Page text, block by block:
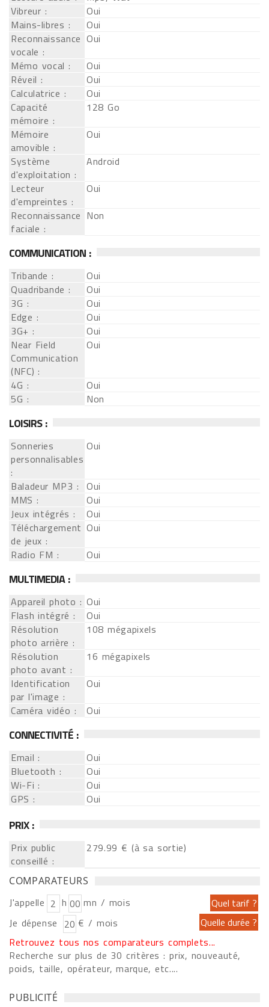
Vibreur :
Oui
Mains-libres :
Oui
Reconnaissance
vocale :
Oui
Mémo vocal :
Oui
Réveil :
Oui
Calculatrice :
Oui
Capacité
mémoire :
128 Go
Mémoire
amovible :
Oui
Système
d'exploitation :
Android
Lecteur
d'empreintes :
Oui
Reconnaissance
faciale :
Non
COMMUNICATION :
Tribande :
Oui
Quadribande :
Oui
3G :
Oui
Edge :
Oui
3G+ :
Oui
Near Field
Communication
(NFC) :
Oui
4G :
Oui
5G :
Non
LOISIRS :
Sonneries
personnalisables
:
Oui
Baladeur MP3 : Oui
MMS :
Oui
Jeux intégrés :
Oui
Téléchargement
de jeux :
Oui
Radio FM :
Oui
MULTIMEDIA :
Appareil photo : Oui
Flash intégré :
Oui
Résolution
photo arrière :
108 mégapixels
Résolution
photo avant :
16 mégapixels
Identification
par l'image :
Oui
Caméra vidéo :
Oui
CONNECTIVITÉ :
Email :
Oui
Bluetooth :
Oui
Wi-Fi :
Oui
GPS :
Oui
PRIX :
Prix public
conseillé :
279.99 € (à sa sortie)
COMPARATEURS
J'appelle h
mn / mois
Je dépense
€ / mois
Retrouvez tous nos comparateurs complets...
Recherche sur plus de 30 critères : prix, nouveauté,
poids, taille, opérateur, marque, etc....
PUBLICITÉ